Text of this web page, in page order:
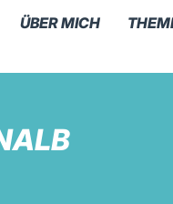
ÜBER MICH